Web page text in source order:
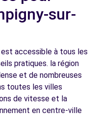
sur-
est accessible à tous les
pratiques. la région
et de nombreuses
toutes les villes
de vitesse et la
en centre-ville